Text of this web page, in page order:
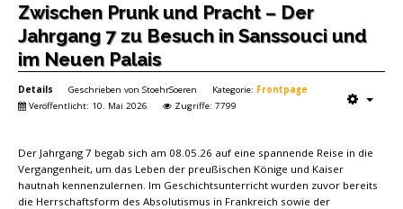
Zwischen Prunk und Pracht – Der
Jahrgang 7 zu Besuch in Sanssouci und
im Neuen Palais
Details Geschrieben von StoehrSoeren Kategorie: Frontpage
Veröffentlicht: 10. Mai 2026
Zugriffe: 7799
Der Jahrgang 7 begab sich am 08.05.26 auf eine spannende Reise in die
Vergangenheit, um das Leben der preußischen Könige und Kaiser
hautnah kennenzulernen. Im Geschichtsunterricht wurden zuvor bereits
die Herrschaftsform des Absolutismus in Frankreich sowie der